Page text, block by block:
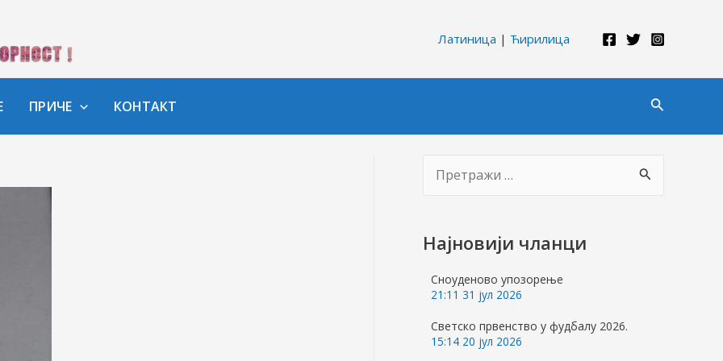
Латиница | Ћирилица
ПРИЧЕ КОНТАКТ Претрага
т
Најновији чланци
Сноуденово упозорење
21:11 31 јул 2026
Светско првенство у фудбалу 2026.
15:14 20 јул 2026